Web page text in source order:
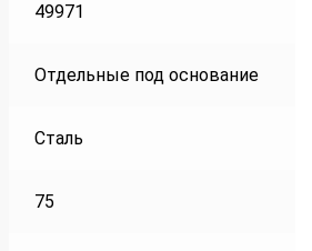
49971
Отдельные под основание
Сталь
75